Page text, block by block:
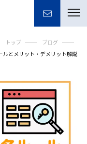
トップ
ブログ
ルとメリット・デメリット解説